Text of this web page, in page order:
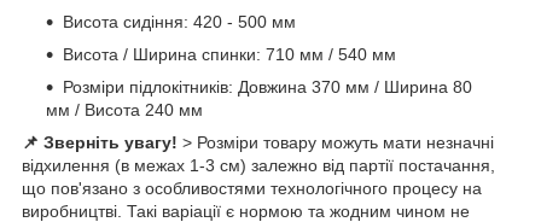
Висота сидіння: 420 - 500 мм
Висота / Ширина спинки: 710 мм / 540 мм
Розміри підлокітників: Довжина 370 мм / Ширина 80
мм / Висота 240 мм
📌 Зверніть увагу! > Розміри товару можуть мати незначні
відхилення (в межах 1-3 см) залежно від партії постачання,
що пов'язано з особливостями технологічного процесу на
виробництві. Такі варіації є нормою та жодним чином не